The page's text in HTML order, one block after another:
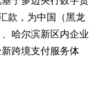
款，为中国（黑龙
哈尔滨新区内企业
跨境支付服务体